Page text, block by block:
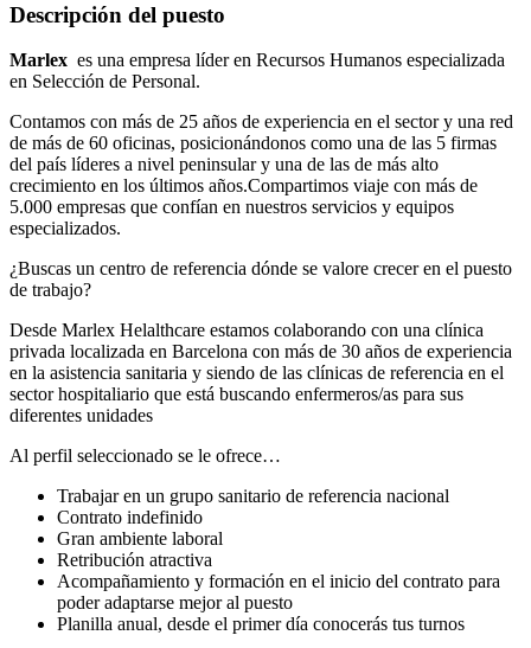
Descripción del puesto
Marlex es una empresa líder en Recursos Humanos especializada
en Selección de Personal.
Contamos con más de 25 años de experiencia en el sector y una red
de más de 60 oficinas, posicionándonos como una de las 5 firmas
del país líderes a nivel peninsular y una de las de más alto
crecimiento en los últimos años.Compartimos viaje con más de
5.000 empresas que confían en nuestros servicios y equipos
especializados.
¿Buscas un centro de referencia dónde se valore crecer en el puesto
de trabajo?
Desde Marlex Helalthcare estamos colaborando con una clínica
privada localizada en Barcelona con más de 30 años de experiencia
en la asistencia sanitaria y siendo de las clínicas de referencia en el
sector hospitaliario que está buscando enfermeros/as para sus
diferentes unidades
Al perfil seleccionado se le ofrece…
Trabajar en un grupo sanitario de referencia nacional
Contrato indefinido
Gran ambiente laboral
Retribución atractiva
Acompañamiento y formación en el inicio del contrato para
poder adaptarse mejor al puesto
Planilla anual, desde el primer día conocerás tus turnos